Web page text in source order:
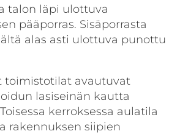
talon läpi ulottuva
pääporras. Sisäporrasta
alas asti ulottuva punottu
toimistotilat avautuvat
lasiseinän kautta
kerroksessa aulatila
rakennuksen siipien